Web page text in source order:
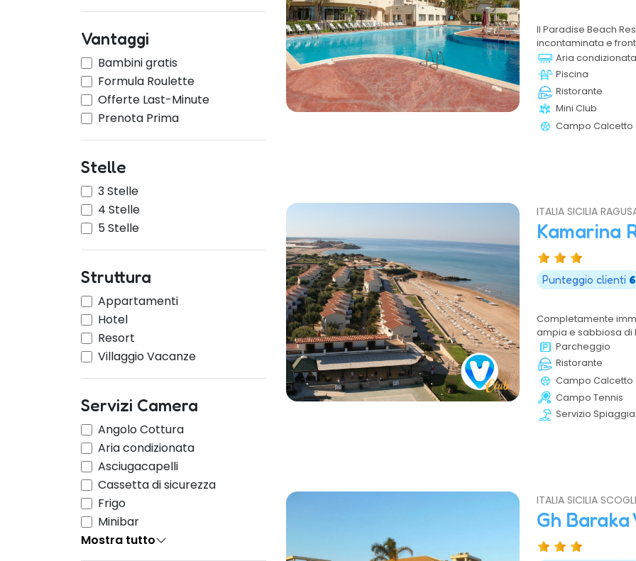
Vantaggi
Bambini gratis
Formula Roulette
Offerte Last-Minute
Prenota Prima
Stelle
3 Stelle
4 Stelle
5 Stelle
Struttura
Appartamenti
Hotel
Resort
Villaggio Vacanze
Servizi Camera
Angolo Cottura
Aria condizionata
Asciugacapelli
Cassetta di sicurezza
Frigo
Minibar
Mostra tutto
Il Paradise Beach
incontaminata e
della Riserva
Archeologico di
trascorrere una
contatto con la
ampi spazi, la
rendono il Paradise
Aria condizionata
Piscina
Ristorante
Mini Club
Campo Calcetto
ITALIA SICILIA
Kamarina
Punteggio clienti 6
Completamente
ampia e sabbiosa di
appartamento e
bordo piscina con
Parcheggio
Ristorante
Campo Calcetto
Campo Tennis
Servizio Spiaggia
ITALIA SICILIA
Gh